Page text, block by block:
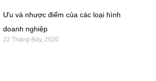
Ưu và nhược điểm của các loại hình
doanh nghiệp
22 Tháng Bảy, 2020